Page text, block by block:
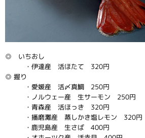
◎ いちおし
・伊達産 活ほたて 320円
◎ 握り
・愛媛産 活〆真鯛 250円
・ノルウェー産 生サーモン 250円
・青森産 活ほっき 320円
・播磨灘産 蒸しかき塩レモン 320円
・鹿児島産 生さば 400円